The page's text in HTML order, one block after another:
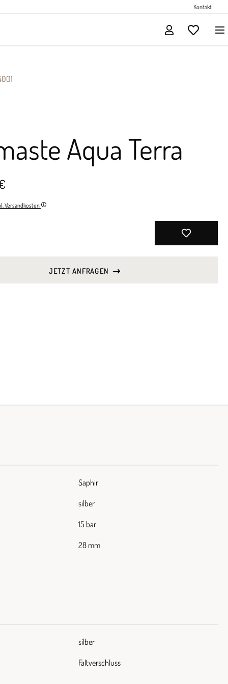
Kontakt
Aqua Terra
Versandkosten
JETZT ANFRAGEN
Saphir
silber
15 bar
28 mm
silber
Faltverschluss